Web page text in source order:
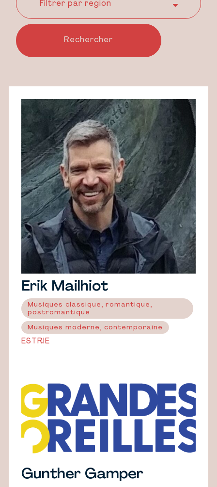
Erik Mailhiot
Musiques classique, romantique,
postromantique
Musiques moderne, contemporaine
ESTRIE
Gunther Gamper